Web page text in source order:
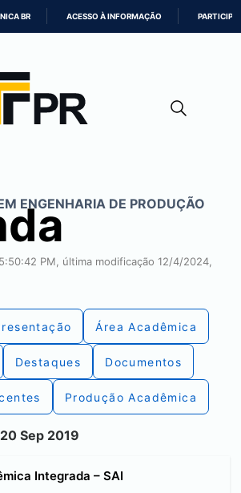
CONTEÚDO
BR ACESSO À INFORMAÇÃO PARTICIPE
ENGENHARIA DE PRODUÇÃO
PM, última modificação 12/4/2024,
Área Acadêmica
Destaques Documentos
Produção Acadêmica
20 Sep 2019
Integrada – SAI